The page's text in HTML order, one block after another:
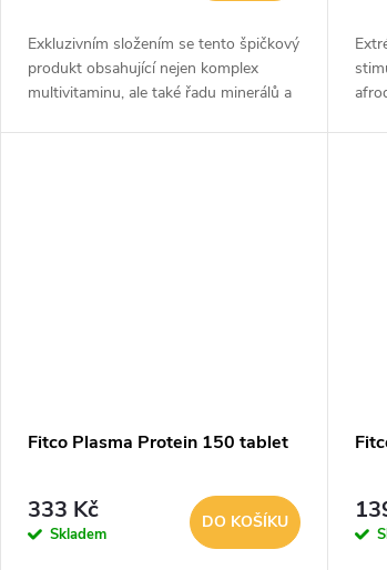
Exkluzivním složením se tento špičkový
produkt obsahující nejen komplex
multivitaminu, ale také řadu minerálů a
Fitco Plasma Protein 150 tablet
333 Kč
Skladem
DO KOŠÍKU